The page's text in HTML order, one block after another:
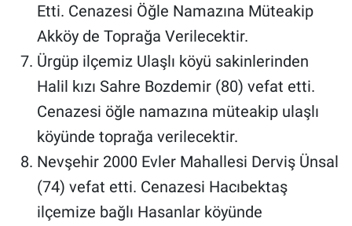
Etti. Cenazesi Öğle Namazına Müteakip
Akköy de Toprağa Verilecektir.
Ürgüp ilçemiz Ulaşlı köyü sakinlerinden
Halil kızı Sahre Bozdemir (80) vefat etti.
Cenazesi öğle namazına müteakip ulaşlı
köyünde toprağa verilecektir.
Nevşehir 2000 Evler Mahallesi Derviş Ünsal
(74) vefat etti. Cenazesi Hacıbektaş
ilçemize bağlı Hasanlar köyünde